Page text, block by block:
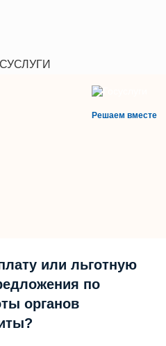
Решаем вместе
или льготную
по
органов